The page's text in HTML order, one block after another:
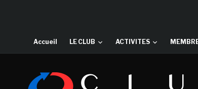
Accueil LE CLUB ACTIVITES